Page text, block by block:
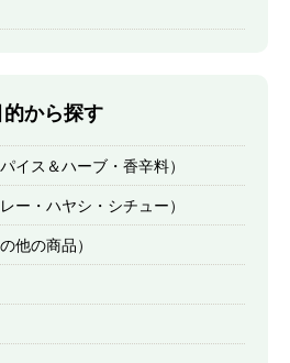
的から探す
イス＆ハーブ・香辛料）
ー・ハヤシ・シチュー）
他の商品）